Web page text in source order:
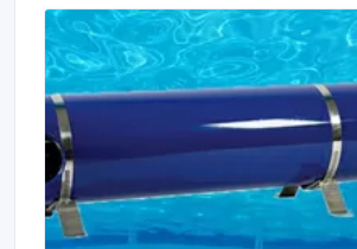
с любым дизайном помещения.